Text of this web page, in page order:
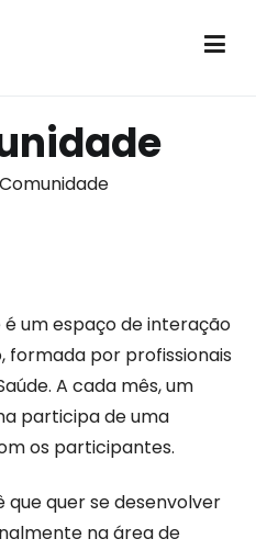
um espaço de interação
por profissionais
A cada mês, um
participa de uma
os participantes.
quer se desenvolver
na área de